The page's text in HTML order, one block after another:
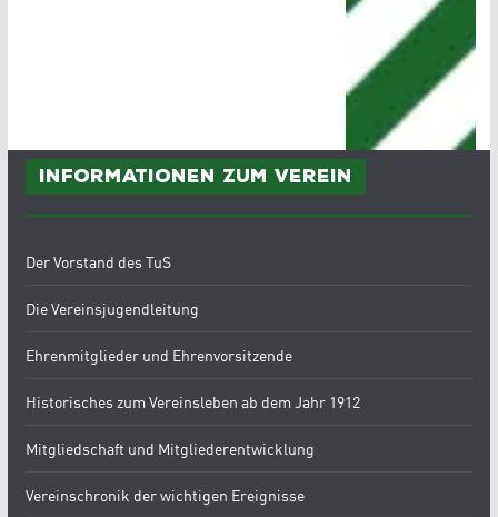
Informationen zum Verein
Der Vorstand des TuS
Die Vereinsjugendleitung
Ehrenmitglieder und Ehrenvorsitzende
Historisches zum Vereinsleben ab dem Jahr 1912
Mitgliedschaft und Mitgliederentwicklung
Vereinschronik der wichtigen Ereignisse